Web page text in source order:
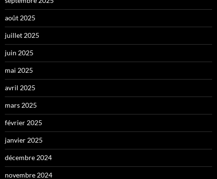
août 2025
juillet 2025
juin 2025
mai 2025
avril 2025
mars 2025
février 2025
janvier 2025
décembre 2024
novembre 2024